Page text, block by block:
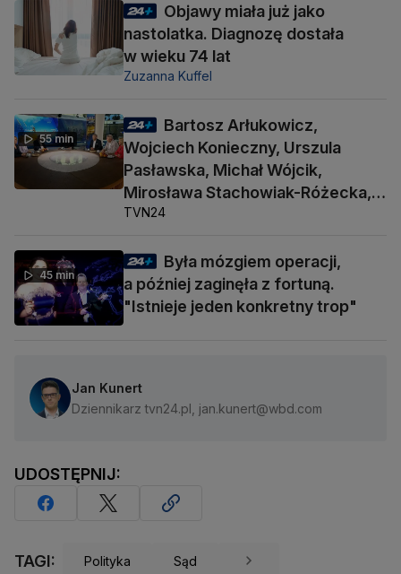
Objawy miała już jako
nastolatka. Diagnozę dostała
w wieku 74 lat
Zuzanna Kuffel
55 min
Bartosz Arłukowicz,
Wojciech Konieczny, Urszula
Pasławska, Michał Wójcik,
Mirosława Stachowiak-Różecka,
Barbara Socha
TVN24
45 min
Była mózgiem operacji,
a później zaginęła z fortuną.
"Istnieje jeden konkretny trop"
Jan Kunert
Dziennikarz tvn24.pl, jan.kunert@wbd.com
UDOSTĘPNIJ:
TAGI: Polityka Sąd